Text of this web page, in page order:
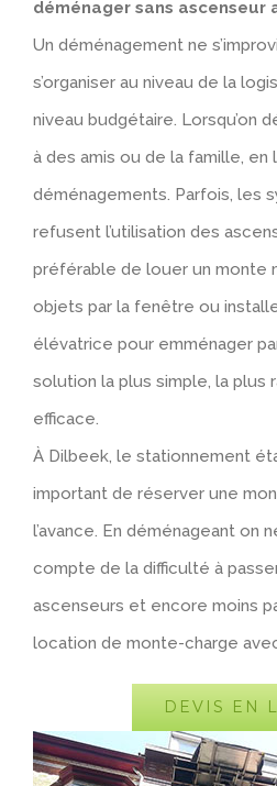
déménager sans ascenseur
Un déménagement ne
s’organiser au niveau de la
niveau budgétaire. Lorsqu’on
à des amis ou de la famille, en
déménagements. Parfois, les
refusent l’utilisation des
préférable de louer un monte
objets par la fenêtre ou
élévatrice pour emménager
solution la plus simple, la plus
efficace.
À Dilbeek, le stationnement
important de réserver une
l’avance. En déménageant on
compte de la difficulté à
ascenseurs et encore moins
location de monte-charge
DEVIS EN